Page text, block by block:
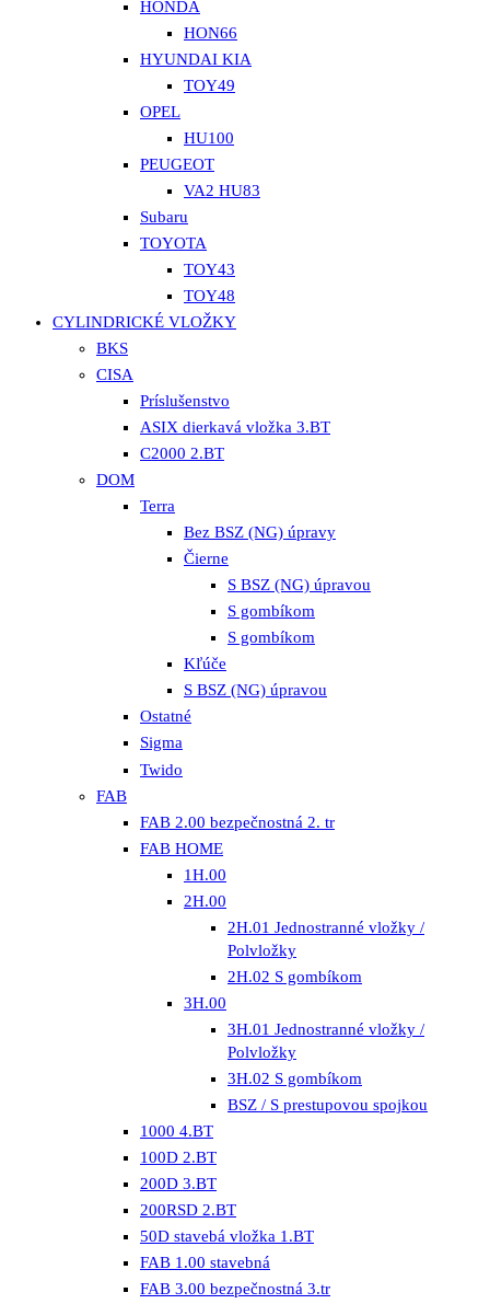
HONDA
HON66
HYUNDAI KIA
TOY49
OPEL
HU100
PEUGEOT
VA2 HU83
Subaru
TOYOTA
TOY43
TOY48
CYLINDRICKÉ VLOŽKY
BKS
CISA
Príslušenstvo
ASIX dierkavá vložka 3.BT
C2000 2.BT
DOM
Terra
Bez BSZ (NG) úpravy
Čierne
S BSZ (NG) úpravou
S gombíkom
S gombíkom
Kľúče
S BSZ (NG) úpravou
Ostatné
Sigma
Twido
FAB
FAB 2.00 bezpečnostná 2. tr
FAB HOME
1H.00
2H.00
2H.01 Jednostranné vložky /
Polvložky
2H.02 S gombíkom
3H.00
3H.01 Jednostranné vložky /
Polvložky
3H.02 S gombíkom
BSZ / S prestupovou spojkou
1000 4.BT
100D 2.BT
200D 3.BT
200RSD 2.BT
50D stavebá vložka 1.BT
FAB 1.00 stavebná
FAB 3.00 bezpečnostná 3.tr